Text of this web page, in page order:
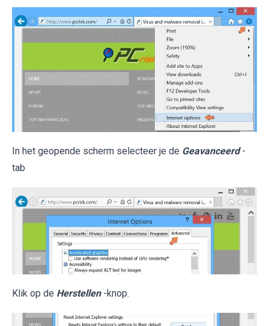
In het geopende scherm selecteer je de Geavanceerd -
tab
Klik op de Herstellen -knop.